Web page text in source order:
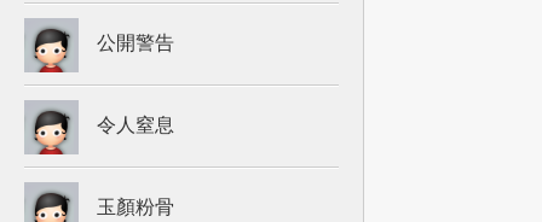
公開警告
令人窒息
玉顏粉骨